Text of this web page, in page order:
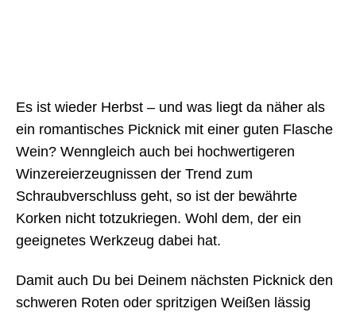
Es ist wieder Herbst – und was liegt da näher als
ein romantisches Picknick mit einer guten Flasche
Wein? Wenngleich auch bei hochwertigeren
Winzereierzeugnissen der Trend zum
Schraubverschluss geht, so ist der bewährte
Korken nicht totzukriegen. Wohl dem, der ein
geeignetes Werkzeug dabei hat.
Damit auch Du bei Deinem nächsten Picknick den
schweren Roten oder spritzigen Weißen lässig